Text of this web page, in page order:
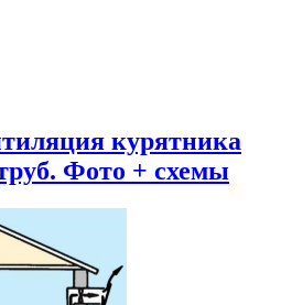
курятника
Фото + схемы